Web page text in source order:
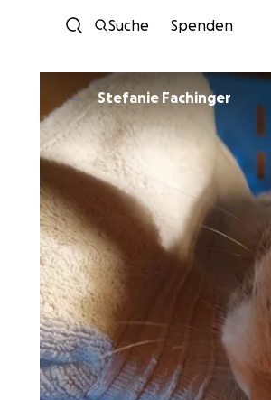
Suche Spenden
Stefanie Fachinger